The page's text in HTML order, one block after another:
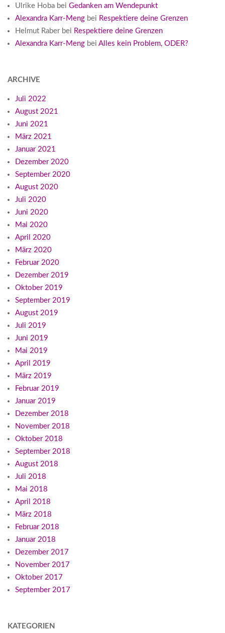
Ulrike Hoba bei Gedanken am Wendepunkt
Alexandra Karr-Meng bei Respektiere deine Grenzen
Helmut Raberbei Respektiere deine Grenzen
Alexandra Karr-Meng bei Alles kein Problem, ODER?
ARCHIVE
Juli 2022
August 2021
Juni 2021
März 2021
Januar 2021
Dezember 2020
September 2020
August 2020
Juli 2020
Juni 2020
Mai 2020
April 2020
März 2020
Februar 2020
Dezember 2019
Oktober 2019
September 2019
August 2019
Juli 2019
Juni 2019
Mai 2019
April 2019
März 2019
Februar 2019
Januar 2019
Dezember 2018
November 2018
Oktober 2018
September 2018
August 2018
Juli 2018
Mai 2018
April 2018
März 2018
Februar 2018
Januar 2018
Dezember 2017
November 2017
Oktober 2017
September 2017
KATEGORIEN